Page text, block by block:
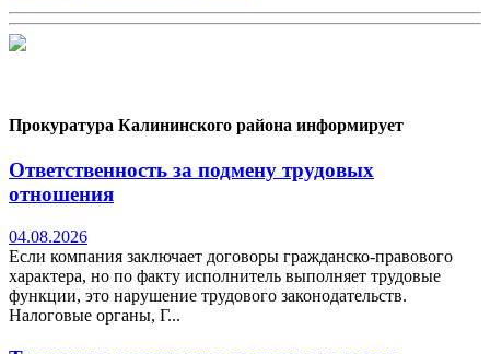
Прокуратура Калининского района информирует
Ответственность за подмену трудовых
отношения
04.08.2026
Если компания заключает договоры гражданско-правового
характера, но по факту исполнитель выполняет трудовые
функции, это нарушение трудового законодательств.
Налоговые органы, Г...